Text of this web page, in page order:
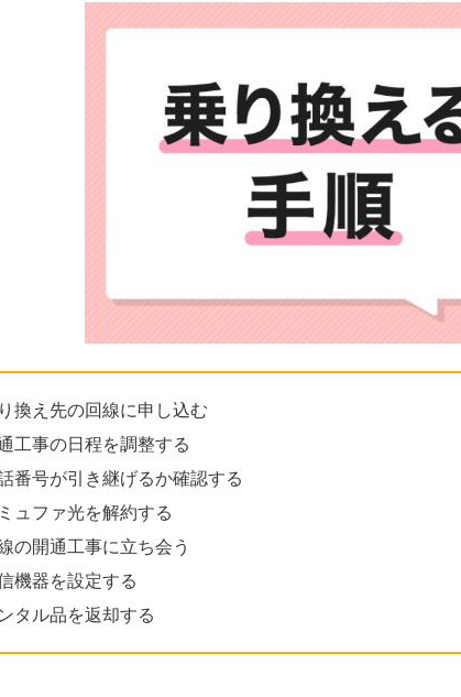
換え先の回線に申し込む
工事の日程を調整する
番号が引き継げるか確認する
ュファ光を解約する
の開通工事に立ち会う
機器を設定する
タル品を返却する